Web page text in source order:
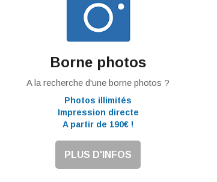
Borne photos
A la recherche d'une borne photos ?
Photos illimités
Impression directe
A partir de 190€ !
PLUS D'INFOS